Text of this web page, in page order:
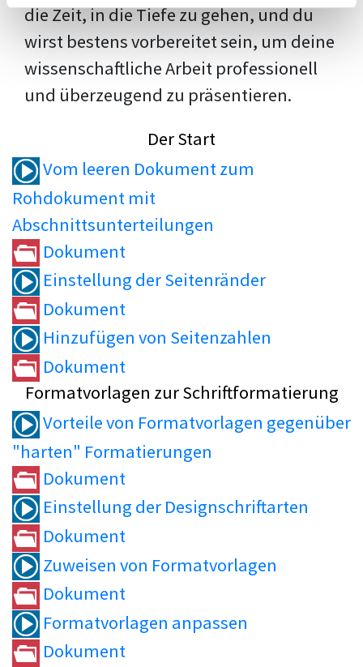
die Zeit, in die Tiefe zu gehen, und du
wirst bestens vorbereitet sein, um deine
wissenschaftliche Arbeit professionell
und überzeugend zu präsentieren.
Der Start
Vom leeren Dokument zum
Rohdokument mit
Abschnittsunterteilungen
Dokument
Einstellung der Seitenränder
Dokument
Hinzufügen von Seitenzahlen
Dokument
Formatvorlagen zur Schriftformatierung
Vorteile von Formatvorlagen gegenüber
"harten" Formatierungen
Dokument
Einstellung der Designschriftarten
Dokument
Zuweisen von Formatvorlagen
Dokument
Formatvorlagen anpassen
Dokument